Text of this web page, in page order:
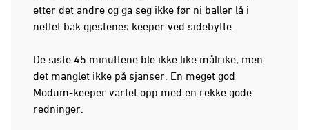
etter det andre og ga seg ikke før ni baller lå i
nettet bak gjestenes keeper ved sidebytte.
De siste 45 minuttene ble ikke like målrike, men
det manglet ikke på sjanser. En meget god
Modum-keeper vartet opp med en rekke gode
redninger.